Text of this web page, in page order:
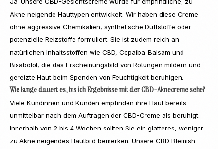
Akne neigende Hauttypen entwickelt. Wir haben diese Creme
ohne aggressive Chemikalien, synthetische Duftstoffe oder
potenzielle Reizstoffe formuliert. Sie ist zudem reich an
natürlichen Inhaltsstoffen wie CBD, Copaiba-Balsam und
Bisabolol, die das Erscheinungsbild von Rötungen mildern und
gereizte Haut beim Spenden von Feuchtigkeit beruhigen.
Wie lange dauert es, bis ich Ergebnisse mit der CBD-Aknecreme sehe?
Viele Kundinnen und Kunden empfinden ihre Haut bereits
unmittelbar nach dem Auftragen der CBD-Creme als beruhigt.
Innerhalb von 2 bis 4 Wochen sollten Sie ein glatteres, weniger
zu Akne neigendes Hautbild bemerken. Unsere CBD Blemish